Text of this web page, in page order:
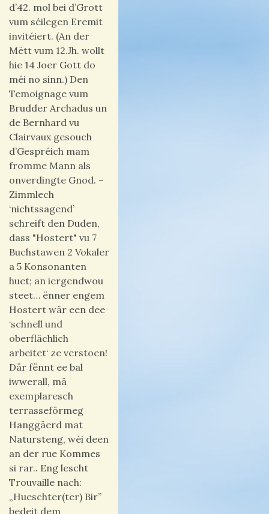
d’42. mol bei d’Grott
vum séilegen Eremit
invitéiert. (An der
Mëtt vum 12.Jh. wollt
hie 14 Joer Gott do
méi no sinn.) Den
Temoignage vum
Brudder Archadus un
de Bernhard vu
Clairvaux gesouch
d’Gespréich mam
fromme Mann als
onverdingte Gnod. -
Zimmlech
‘nichtssagend’
schreift den Duden,
dass "Hostert" vu 7
Buchstawen 2 Vokaler
a 5 Konsonanten
huet; an iergendwou
steet… ënner engem
Hostert wär een dee
‘schnell und
oberflächlich
arbeitet‘ ze verstoen!
Där fënnt ee bal
iwwerall, mä
exemplaresch
terrasseförmeg
Hanggäerd mat
Natursteng, wéi deen
an der rue Kommes
si rar.. Eng lescht
Trouvaille nach:
„Hueschter(ter) Bir”
bedeit dem